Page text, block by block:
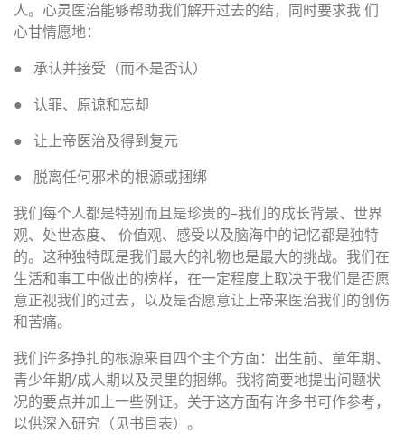
人。心灵医治能够帮助我们解开过去的结，同时要求我 们
心甘情愿地：
● 承认并接受（而不是否认）
● 认罪、原谅和忘却
● 让上帝医治及得到复元
●
脱离任何邪术的根源或捆绑
我们每个人都是特别而且是珍贵的–我们的成长背景、世界
观、处世态度、 价值观、感受以及脑海中的记忆都是独特
的。这种独特既是我们最大的礼物也是最大的挑战。我们在
生活和事工中做出的榜样，在一定程度上取决于我们是否愿
意正视我们的过去，以及是否愿意让上帝来医治我们的创伤
和苦痛。
我们许多挣扎的根源来自四个主个方面：出生前、童年期、
青少年期/成人期以及灵里的捆绑。我将简要地提出问题状
况的要点并加上一些例证。关于这方面有许多书可作参考，
以供深入研究（见书目表）。